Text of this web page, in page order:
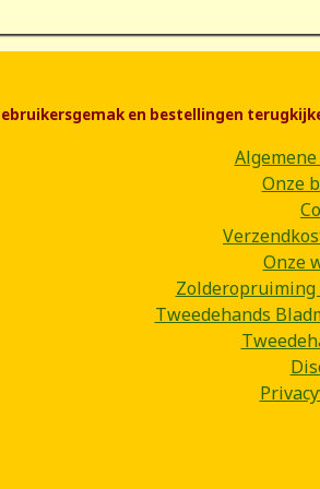
en bestellingen
Onze
Onze
Zolderopruiming
Tweedehands